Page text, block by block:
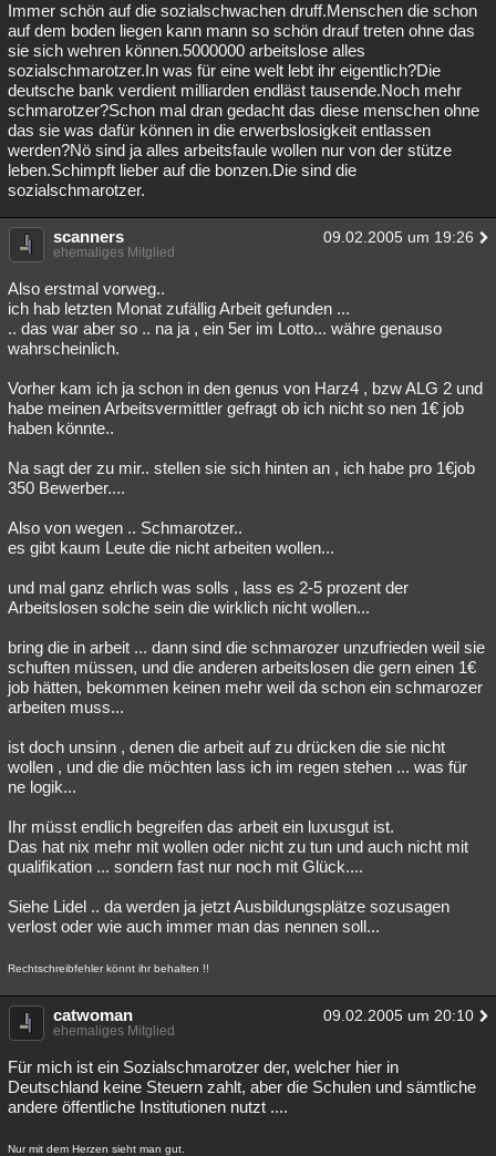
Immer schön auf die sozialschwachen druff.Menschen die schon
auf dem boden liegen kann mann so schön drauf treten ohne das
sie sich wehren können.5000000 arbeitslose alles
sozialschmarotzer.In was für eine welt lebt ihr eigentlich?Die
deutsche bank verdient milliarden endläst tausende.Noch mehr
schmarotzer?Schon mal dran gedacht das diese menschen ohne
das sie was dafür können in die erwerbslosigkeit entlassen
werden?Nö sind ja alles arbeitsfaule wollen nur von der stütze
leben.Schimpft lieber auf die bonzen.Die sind die
sozialschmarotzer.
scanners 09.02.2005 um 19:26
ehemaliges Mitglied
Also erstmal vorweg..
ich hab letzten Monat zufällig Arbeit gefunden ...
.. das war aber so .. na ja , ein 5er im Lotto... währe genauso
wahrscheinlich.
Vorher kam ich ja schon in den genus von Harz4 , bzw ALG 2 und
habe meinen Arbeitsvermittler gefragt ob ich nicht so nen 1€ job
haben könnte..
Na sagt der zu mir.. stellen sie sich hinten an , ich habe pro 1€job
350 Bewerber....
Also von wegen .. Schmarotzer..
es gibt kaum Leute die nicht arbeiten wollen...
und mal ganz ehrlich was solls , lass es 2-5 prozent der
Arbeitslosen solche sein die wirklich nicht wollen...
bring die in arbeit ... dann sind die schmarozer unzufrieden weil sie
schuften müssen, und die anderen arbeitslosen die gern einen 1€
job hätten, bekommen keinen mehr weil da schon ein schmarozer
arbeiten muss...
ist doch unsinn , denen die arbeit auf zu drücken die sie nicht
wollen , und die die möchten lass ich im regen stehen ... was für
ne logik...
Ihr müsst endlich begreifen das arbeit ein luxusgut ist.
Das hat nix mehr mit wollen oder nicht zu tun und auch nicht mit
qualifikation ... sondern fast nur noch mit Glück....
Siehe Lidel .. da werden ja jetzt Ausbildungsplätze sozusagen
verlost oder wie auch immer man das nennen soll...
Rechtschreibfehler könnt ihr behalten !!
catwoman 09.02.2005 um 20:10
ehemaliges Mitglied
Für mich ist ein Sozialschmarotzer der, welcher hier in
Deutschland keine Steuern zahlt, aber die Schulen und sämtliche
andere öffentliche Institutionen nutzt ....
Nur mit dem Herzen sieht man gut.